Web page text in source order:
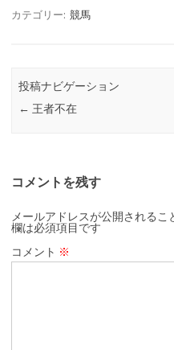
カテゴリー: 競馬
投稿ナビゲーション
← 王者不在
コメントを残す
メールアドレスが公開されるこ
欄は必須項目です
コメント ※